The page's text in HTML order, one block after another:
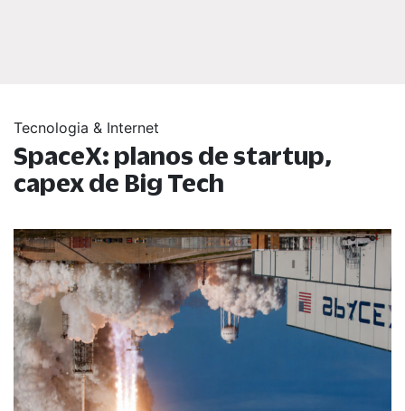
Tecnologia & Internet
SpaceX: planos de startup,
capex de Big Tech